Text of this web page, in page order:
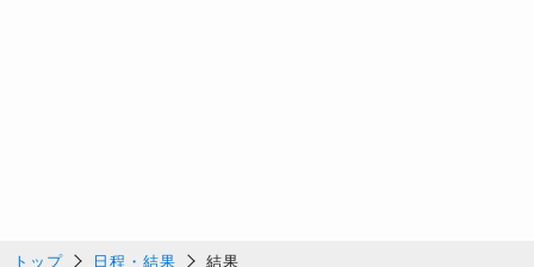
トップ 日程・結果 結果